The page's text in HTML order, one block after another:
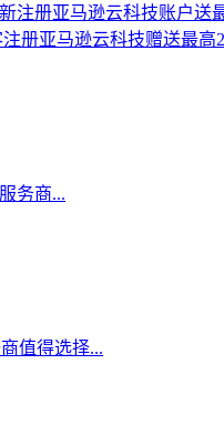
注册亚马逊云科技账户送
注册亚马逊云科技赠送最
务商...
值得选择...